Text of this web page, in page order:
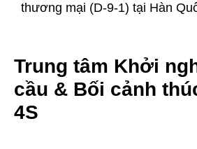
thương mại (D-9-1) tại Hàn
Trung tâm Khởi
cầu & Bối cảnh
4S